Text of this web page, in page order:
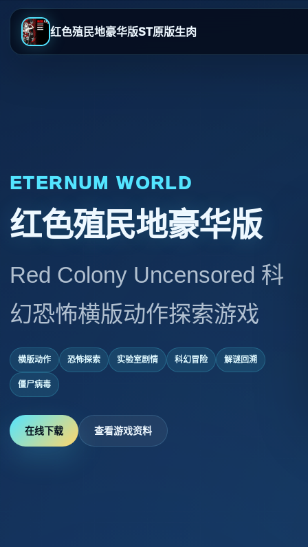
红色殖民地豪华版ST原版生肉
ETERNUM WORLD
红色殖民地豪华版
Red Colony Uncensored 科
幻恐怖横版动作探索游戏
横版动作 恐怖探索 实验室剧情 科幻冒险 解谜回溯
僵尸病毒
在线下载 查看游戏资料